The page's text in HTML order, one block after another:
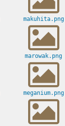
makuhita.png
marowak.png
meganium.png